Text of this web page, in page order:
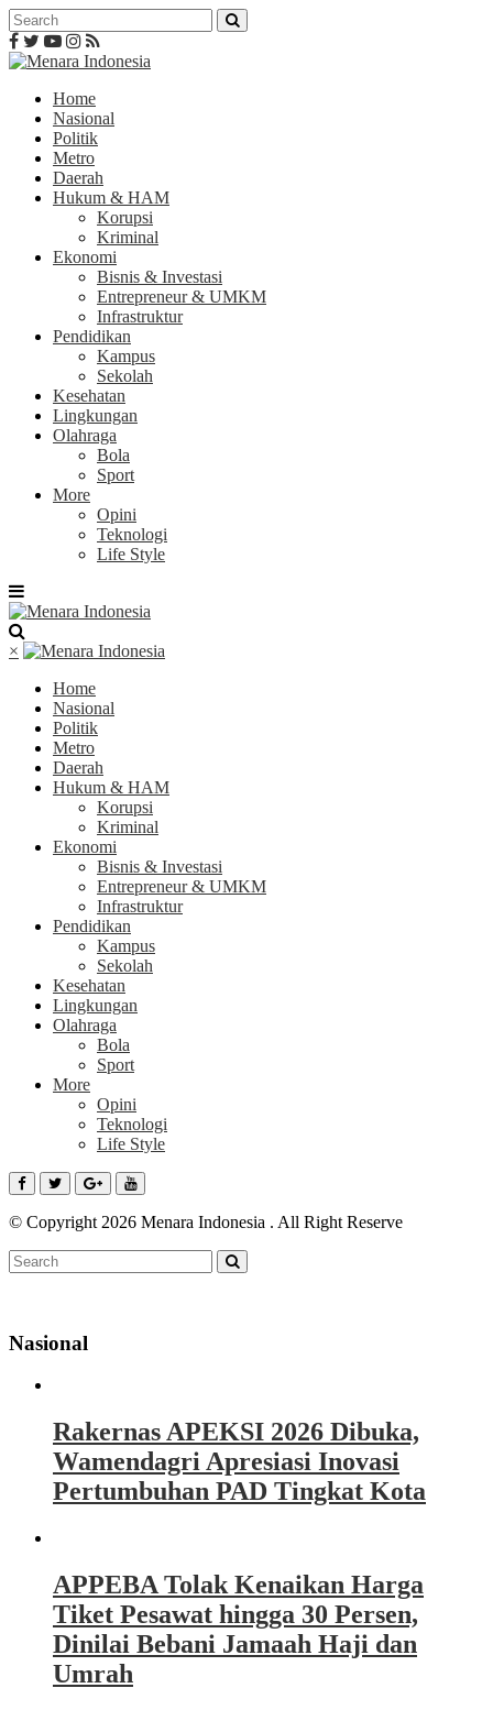
Home
Nasional
Politik
Metro
Daerah
Hukum & HAM
Korupsi
Kriminal
Ekonomi
Bisnis & Investasi
Entrepreneur & UMKM
Infrastruktur
Pendidikan
Kampus
Sekolah
Kesehatan
Lingkungan
Olahraga
Bola
Sport
More
Opini
Teknologi
Life Style
×
Home
Nasional
Politik
Metro
Daerah
Hukum & HAM
Korupsi
Kriminal
Ekonomi
Bisnis & Investasi
Entrepreneur & UMKM
Infrastruktur
Pendidikan
Kampus
Sekolah
Kesehatan
Lingkungan
Olahraga
Bola
Sport
More
Opini
Teknologi
Life Style
© Copyright 2026 Menara Indonesia . All Right Reserve
Nasional
Rakernas APEKSI 2026 Dibuka,
Wamendagri Apresiasi Inovasi
Pertumbuhan PAD Tingkat Kota
APPEBA Tolak Kenaikan Harga
Tiket Pesawat hingga 30 Persen,
Dinilai Bebani Jamaah Haji dan
Umrah